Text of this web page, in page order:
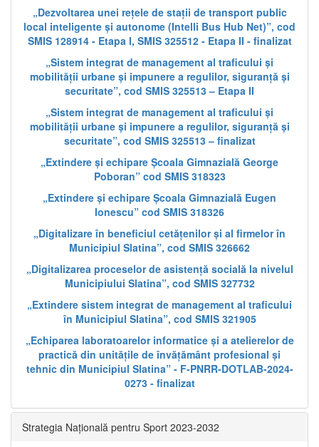
„Dezvoltarea unei rețele de stații de transport public
local inteligente și autonome (Intelli Bus Hub Net)”, cod
SMIS 128914 - Etapa I, SMIS 325512 - Etapa II - finalizat
„Sistem integrat de management al traficului și
mobilității urbane și impunere a regulilor, siguranță și
securitate”, cod SMIS 325513 – Etapa II
„Sistem integrat de management al traficului și
mobilității urbane și impunere a regulilor, siguranță și
securitate”, cod SMIS 325513 – finalizat
„Extindere și echipare Școala Gimnazială George
Poboran” cod SMIS 318323
„Extindere și echipare Școala Gimnazială Eugen
Ionescu” cod SMIS 318326
„Digitalizare în beneficiul cetățenilor și al firmelor în
Municipiul Slatina”, cod SMIS 326662
„Digitalizarea proceselor de asistență socială la nivelul
Municipiului Slatina”, cod SMIS 327732
„Extindere sistem integrat de management al traficului
în Municipiul Slatina”, cod SMIS 321905
„Echiparea laboratoarelor informatice și a atelierelor de
practică din unitățile de învățământ profesional și
tehnic din Municipiul Slatina” - F-PNRR-DOTLAB-2024-
0273 - finalizat
Strategia Națională pentru Sport 2023-2032